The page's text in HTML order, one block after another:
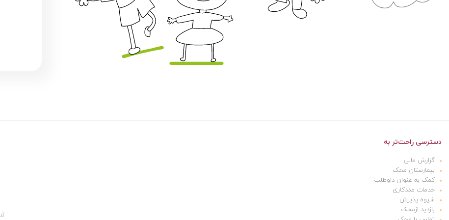
دسترسی راحت‌تر به
گزارش مالی
بیمارستان محک
کمک به عنوان داوطلب
خدمات مددکاری
شیوه پذیرش
بازدید ازمحک